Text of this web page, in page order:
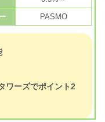
PASMO
ワーズでポイント2